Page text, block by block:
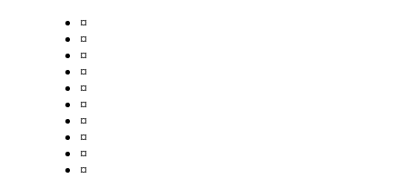
¤
¤
¤
¤
¤
¤
¤
¤
¤
¤